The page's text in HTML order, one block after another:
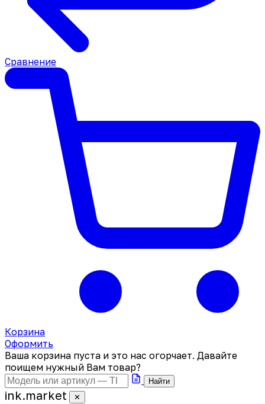
Сравнение
Корзина
Оформить
Ваша корзина пуста и это нас огорчает. Давайте
поищем нужный Вам товар?
Найти
ink.market ✕